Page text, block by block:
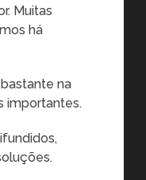
Muitas
há
na
importantes.